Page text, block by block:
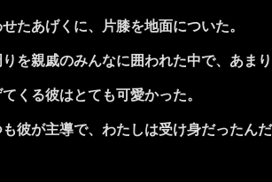
たあげくに、片膝を地面についた。
親戚のみんなに囲われた中で、あま
くる彼はとても可愛かった。
彼が主導で、わたしは受け身だったんだ